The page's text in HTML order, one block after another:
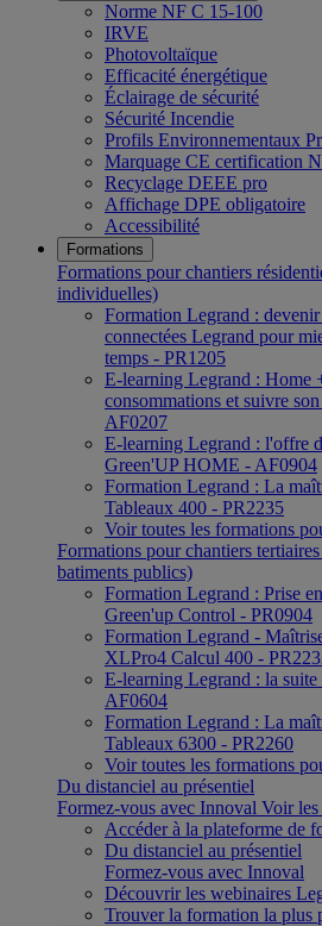
Norme NF C 15-100
IRVE
Photovoltaïque
Efficacité énergétique
Éclairage de sécurité
Sécurité Incendie
Profils Environnementaux
Marquage CE certification
Recyclage DEEE pro
Affichage DPE obligatoire
Accessibilité
Formations
Formations pour chantiers
individuelles)
Formation Legrand :
connectées Legrand pour
temps - PR1205
E-learning Legrand : Home
consommations et suivre
AF0207
E-learning Legrand : l'offre
Green'UP HOME - AF0904
Formation Legrand : La
Tableaux 400 - PR2235
Voir toutes les formations
Formations pour chantiers
batiments publics)
Formation Legrand : Prise
Green'up Control - PR0904
Formation Legrand -
XLPro4 Calcul 400 -
E-learning Legrand : la
AF0604
Formation Legrand : La
Tableaux 6300 - PR2260
Voir toutes les formations
Du distanciel au présentiel
Formez-vous avec Innoval Voir
Accéder à la plateforme de
Du distanciel au présentiel
Formez-vous avec Innoval
Découvrir les webinaires
Trouver la formation la plus